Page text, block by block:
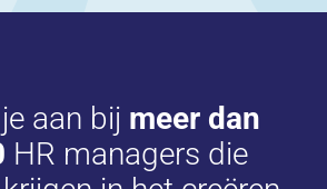
aan bij meer dan
HR managers die